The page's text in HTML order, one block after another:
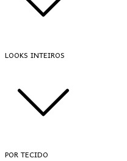
LOOKS INTEIROS
POR TECIDO